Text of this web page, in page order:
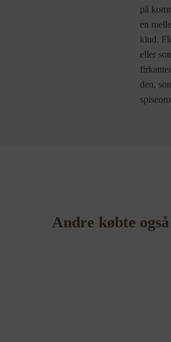
på
en
klud.
eller
den,
Andre købte også